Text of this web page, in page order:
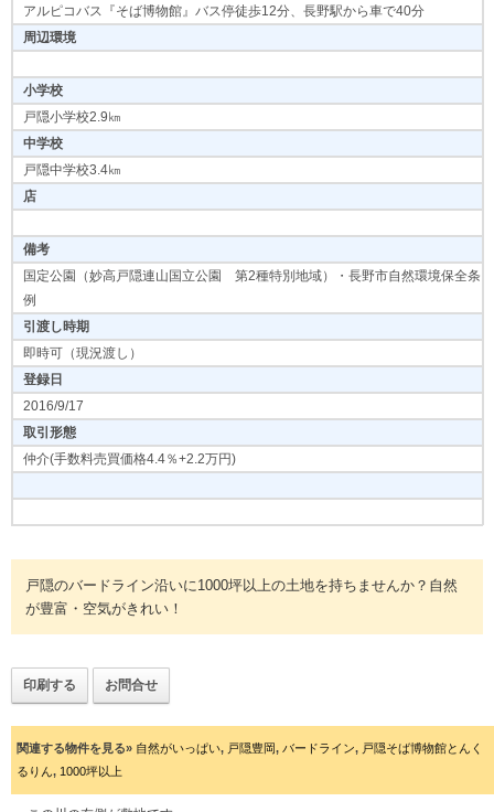
アルピコバス『そば博物館』バス停徒歩12分、長野駅から車で40分
周辺環境
小学校
戸隠小学校2.9㎞
中学校
戸隠中学校3.4㎞
店
備考
国定公園（妙高戸隠連山国立公園 第2種特別地域）・長野市自然環境保全条
例
引渡し時期
即時可（現況渡し）
登録日
2016/9/17
取引形態
仲介(手数料売買価格4.4％+2.2万円)
戸隠のバードライン沿いに1000坪以上の土地を持ちませんか？自然
が豊富・空気がきれい！
印刷する お問合せ
関連する物件を見る» 自然がいっぱい, 戸隠豊岡, バードライン, 戸隠そば博物館とんく
るりん, 1000坪以上